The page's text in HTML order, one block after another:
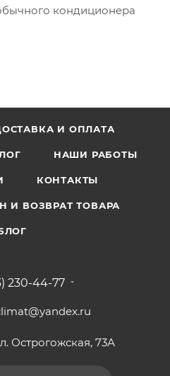
кондиционера
И ОПЛАТА
НАШИ РАБОТЫ
КОНТАКТЫ
И ВОЗВРАТ ТОВАРА
230-44-77
Острогожская, 73А